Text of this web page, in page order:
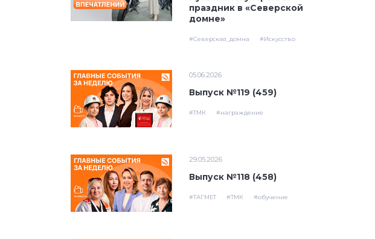
праздник в «Северской
домне»
#Северская_домна #Искусство
05.06.2026
Выпуск №119 (459)
#ТМК #награждение
29.05.2026
Выпуск №118 (458)
#ТАГМЕТ #ТМК #обучение